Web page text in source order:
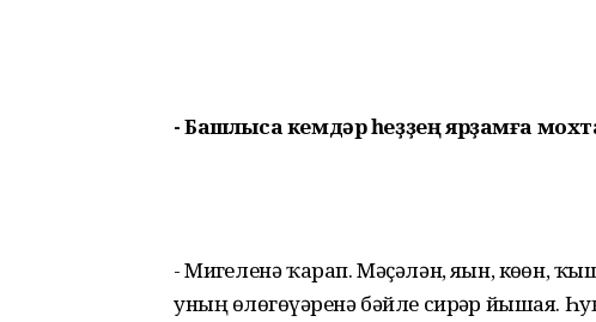
- Башлыса кемдәр һеҙҙең ярҙамға
- Миҙгеленә ҡарап. Мәҫәлән, яҙын, көҙөн,
уның өҙлөгөүҙәренә бәйле сирҙәр йышая.